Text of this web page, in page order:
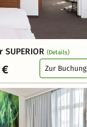
(Details)
€ Zur Buchung